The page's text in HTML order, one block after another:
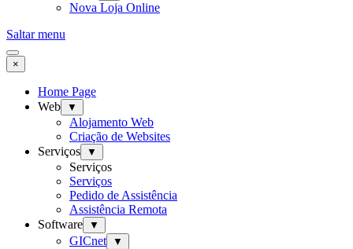
Nova Loja Online
Saltar menu
×
Home Page
Web
▼
Alojamento Web
Criação de Websites
Serviços
▼
Serviços
Serviços
Pedido de Assistência
Assistência Remota
Software
▼
GICnet ▼